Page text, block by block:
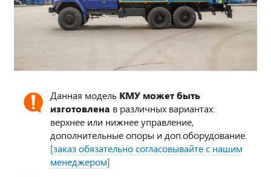
Данная модель КМУ может быть
изготовлена в различных вариантах:
верхнее или нижнее управление,
дополнительные опоры и доп.оборудование.
[заказ обязательно согласовывайте с нашим
менеджером]